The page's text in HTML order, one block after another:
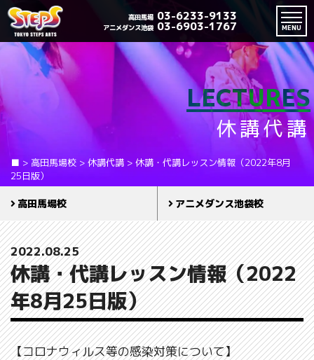
高田馬場 03-6233-9133
アニメダンス池袋 03-6903-1767 MENU
LECTURES
休講代講
■ > 高田馬場校 > 休講代講 > 休講・代講レッスン情報（2022年8月
25日版）
高田馬場校 アニメダンス池袋校
2022.08.25
休講・代講レッスン情報（2022
年8月25日版）
【コロナウィルス等の感染対策について】